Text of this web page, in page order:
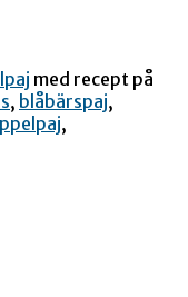
med recept på
, blåbärspaj,
,